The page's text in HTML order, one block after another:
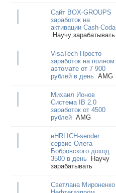
Сайт BOX-GROUPS
заработок на
активации Cash-Coda
Научу зарабатывать
VisaTech Просто
заработок на полном
автомате от 7 900
рублей в день AMG
Михаил Ионов
Система IB 2.0
заработок от 4500
рублей AMG
eHRLICH-sender
сервис Олега
Бобровского доход
3500 в день
Научу
зарабатывать
Светлана Мироненко